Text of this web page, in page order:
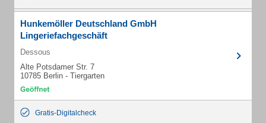
Hunkemöller Deutschland GmbH
Lingeriefachgeschäft
Dessous
Alte Potsdamer Str. 7
10785 Berlin - Tiergarten
Gratis-Digitalcheck